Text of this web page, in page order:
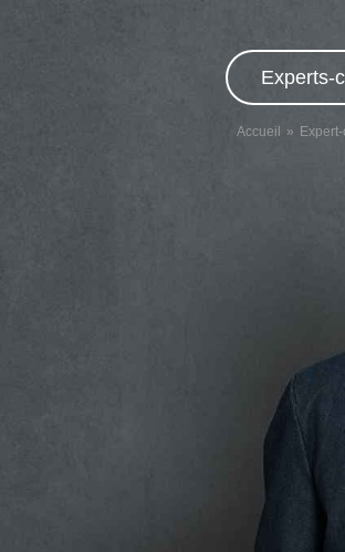
Experts-
Accueil